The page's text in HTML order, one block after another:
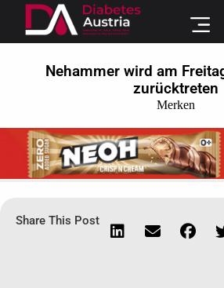
Nehammer wird am
zurücktreten
Merken
Share This Post